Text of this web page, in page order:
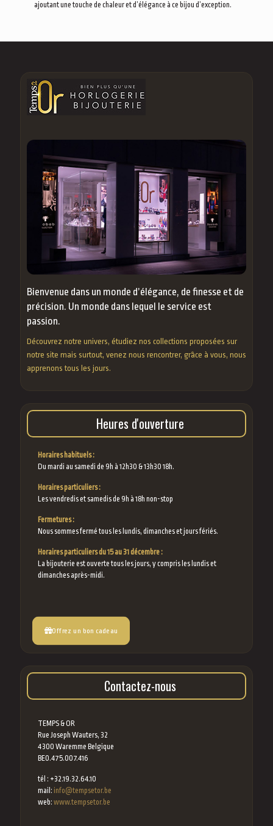
ajoutant une touche de chaleur et d’élégance à ce bijou d’exception.
Bienvenue dans un monde d’élégance, de finesse et de
précision. Un monde dans lequel le service est
passion.
Découvrez notre univers, étudiez nos collections proposées sur
notre site mais surtout, venez nous rencontrer, grâce à vous, nous
apprenons tous les jours.
Heures d'ouverture
Horaires habituels :
Du mardi au samedi de 9h à 12h30 & 13h30 18h.
Horaires particuliers :
Les vendredis et samedis de 9h à 18h non-stop
Fermetures :
Nous sommes fermé tous les lundis, dimanches et jours fériés.
Horaires particuliers du 15 au 31 décembre :
La bijouterie est ouverte tous les jours, y compris les lundis et
dimanches après-midi.
Offrez un bon cadeau
Contactez-nous
TEMPS & OR
Rue Joseph Wauters, 32
4300 Waremme Belgique
BE0.475.007.416
tél : +32.19.32.64.10
mail: info@tempsetor.be
web: www.tempsetor.be